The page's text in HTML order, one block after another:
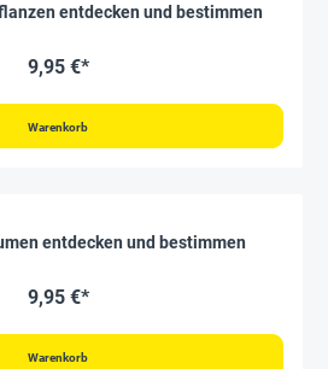
entdecken und bestimmen
9,95 €*
Warenkorb
entdecken und bestimmen
9,95 €*
Warenkorb